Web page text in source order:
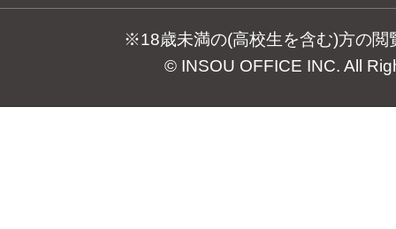
※18歳未満の(高校生を含む)方の閲
© INSOU OFFICE INC. All